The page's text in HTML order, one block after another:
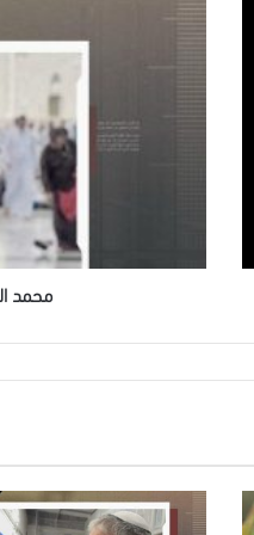
القيسي..
محمد